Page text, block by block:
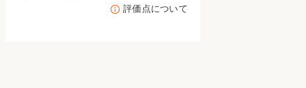
評価点について